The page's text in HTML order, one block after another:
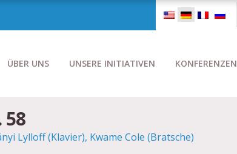
ÜBER UNS UNSERE INITIATIVEN KONFERENZEN
58
Lylloff (Klavier), Kwame Cole (Bratsche)